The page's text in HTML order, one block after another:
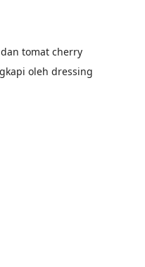
tomat cherry
oleh dressing